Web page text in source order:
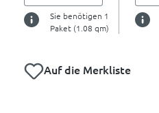
Sie benötigen 1
Paket (1.08 qm)
Auf die Merkliste